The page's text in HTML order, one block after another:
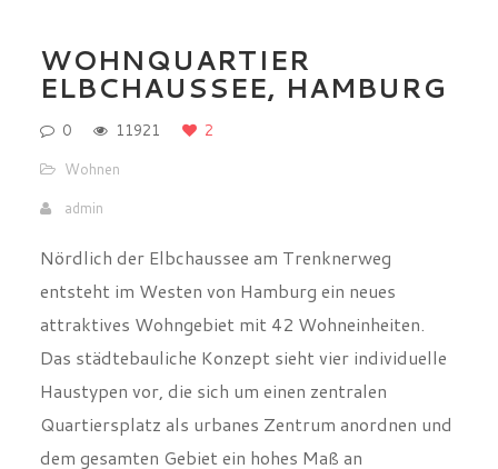
ELBCHAUSSEE, HAMBURG
0 11921
2
Wohnen
admin
Nördlich der Elbchaussee am Trenknerweg
entsteht im Westen von Hamburg ein neues
attraktives Wohngebiet mit 42 Wohneinheiten.
Das städtebauliche Konzept sieht vier individuelle
Haustypen vor, die sich um einen zentralen
Quartiersplatz als urbanes Zentrum anordnen und
dem gesamten Gebiet ein hohes Maß an
Identifikation und Orientierung verleihen. Das